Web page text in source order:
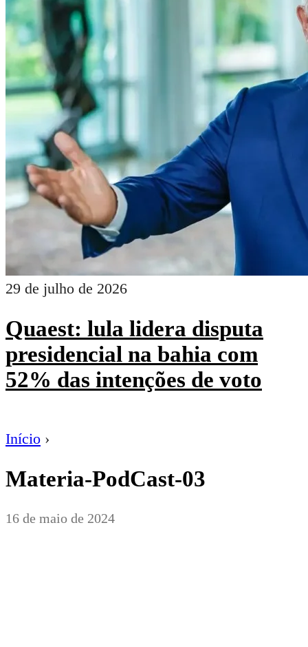
29 de julho de 2026
Quaest: lula lidera disputa
presidencial na bahia com
52% das intenções de voto
Início ›
Materia-PodCast-03
16 de maio de 2024